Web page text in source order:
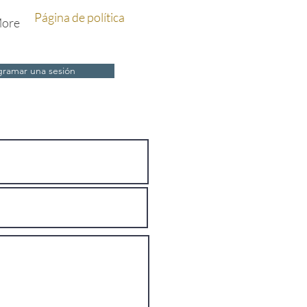
Página de política
una sesión